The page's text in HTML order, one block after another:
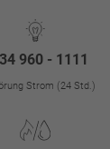
960 - 1111
Strom (24 Std.)